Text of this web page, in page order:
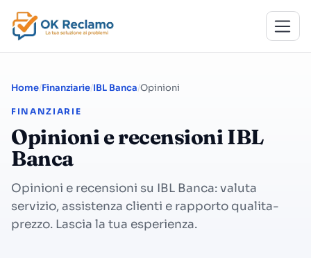
Home Finanziarie IBL Banca Opinioni
FINANZIARIE
Opinioni e recensioni IBL
Banca
Opinioni e recensioni su IBL Banca: valuta
servizio, assistenza clienti e rapporto qualita-
prezzo. Lascia la tua esperienza.